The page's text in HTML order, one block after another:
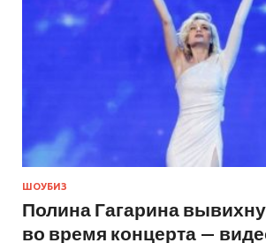
ШОУБИЗ
Полина Гагарина
во время концерта —